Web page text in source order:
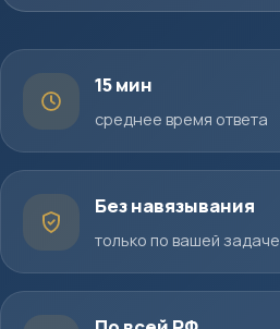
15 мин
среднее время ответа
Без навязывания
только по вашей задаче